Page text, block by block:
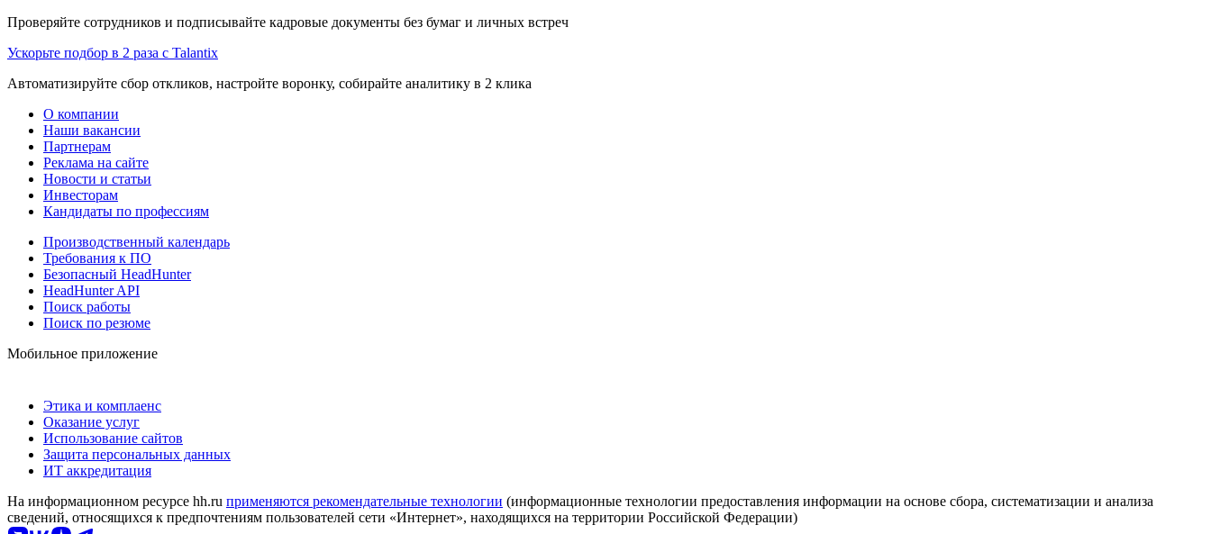
Проверяйте сотрудников и подписывайте кадровые документы без бумаг и личных встреч
Ускорьте подбор в 2 раза с Talantix
Автоматизируйте сбор откликов, настройте воронку, собирайте аналитику в 2 клика
О компании
Наши вакансии
Партнерам
Реклама на сайте
Новости и статьи
Инвесторам
Кандидаты по профессиям
Производственный календарь
Требования к ПО
Безопасный HeadHunter
HeadHunter API
Поиск работы
Поиск по резюме
Мобильное приложение
Этика и комплаенс
Оказание услуг
Использование сайтов
Защита персональных данных
ИТ аккредитация
На информационном ресурсе hh.ru применяются рекомендательные технологии (информационные технологии предоставления информации на основе сбора, систематизации и анализа
сведений, относящихся к предпочтениям пользователей сети «Интернет», находящихся на территории Российской Федерации)